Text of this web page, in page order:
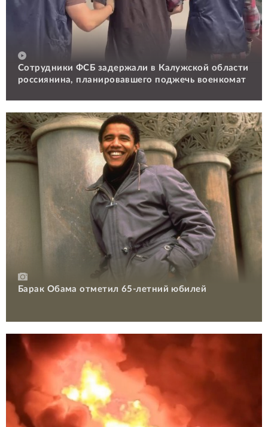
Сотрудники ФСБ задержали в Калужской области
россиянина, планировавшего поджечь военкомат
Барак Обама отметил 65-летний юбилей